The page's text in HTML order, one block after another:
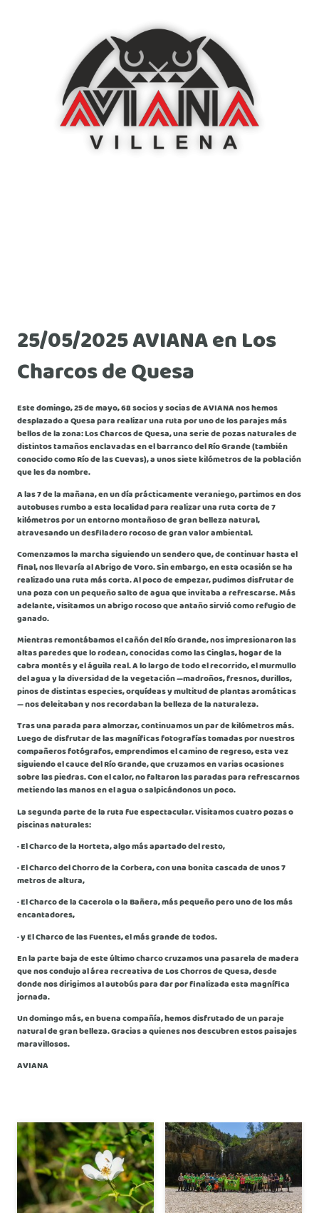
25/05/2025 AVIANA en Los
Charcos de Quesa
Este domingo, 25 de mayo, 68 socios y socias de AVIANA nos hemos
desplazado a Quesa para realizar una ruta por uno de los parajes más
bellos de la zona: Los Charcos de Quesa, una serie de pozas naturales de
distintos tamaños enclavadas en el barranco del Río Grande (también
conocido como Río de las Cuevas), a unos siete kilómetros de la población
que les da nombre.
A las 7 de la mañana, en un día prácticamente veraniego, partimos en dos
autobuses rumbo a esta localidad para realizar una ruta corta de 7
kilómetros por un entorno montañoso de gran belleza natural,
atravesando un desfiladero rocoso de gran valor ambiental.
Comenzamos la marcha siguiendo un sendero que, de continuar hasta el
final, nos llevaría al Abrigo de Voro. Sin embargo, en esta ocasión se ha
realizado una ruta más corta. Al poco de empezar, pudimos disfrutar de
una poza con un pequeño salto de agua que invitaba a refrescarse. Más
adelante, visitamos un abrigo rocoso que antaño sirvió como refugio de
ganado.
Mientras remontábamos el cañón del Río Grande, nos impresionaron las
altas paredes que lo rodean, conocidas como las Cinglas, hogar de la
cabra montés y el águila real. A lo largo de todo el recorrido, el murmullo
del agua y la diversidad de la vegetación —madroños, fresnos, durillos,
pinos de distintas especies, orquídeas y multitud de plantas aromáticas
— nos deleitaban y nos recordaban la belleza de la naturaleza.
Tras una parada para almorzar, continuamos un par de kilómetros más.
Luego de disfrutar de las magníficas fotografías tomadas por nuestros
compañeros fotógrafos, emprendimos el camino de regreso, esta vez
siguiendo el cauce del Río Grande, que cruzamos en varias ocasiones
sobre las piedras. Con el calor, no faltaron las paradas para refrescarnos
metiendo las manos en el agua o salpicándonos un poco.
La segunda parte de la ruta fue espectacular. Visitamos cuatro pozas o
piscinas naturales:
· El Charco de la Horteta, algo más apartado del resto,
· El Charco del Chorro de la Corbera, con una bonita cascada de unos 7
metros de altura,
· El Charco de la Cacerola o la Bañera, más pequeño pero uno de los más
encantadores,
· y El Charco de las Fuentes, el más grande de todos.
En la parte baja de este último charco cruzamos una pasarela de madera
que nos condujo al área recreativa de Los Chorros de Quesa, desde
donde nos dirigimos al autobús para dar por finalizada esta magnífica
jornada.
Un domingo más, en buena compañía, hemos disfrutado de un paraje
natural de gran belleza. Gracias a quienes nos descubren estos paisajes
maravillosos.
AVIANA